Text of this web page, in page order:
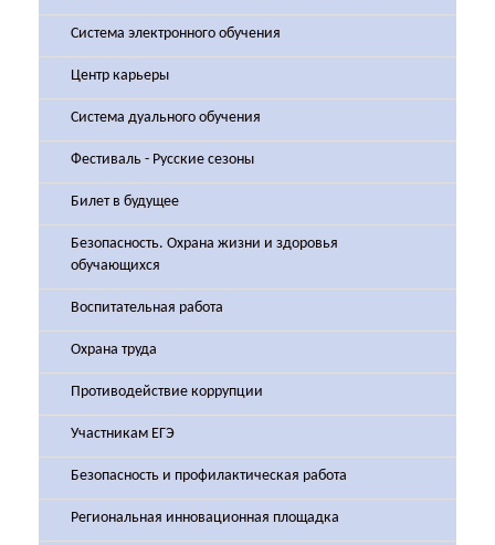
Система электронного обучения
Центр карьеры
Система дуального обучения
Фестиваль - Русские сезоны
Билет в будущее
Безопасность. Охрана жизни и здоровья
обучающихся
Воспитательная работа
Охрана труда
Противодействие коррупции
Участникам ЕГЭ
Безопасность и профилактическая работа
Региональная инновационная площадка